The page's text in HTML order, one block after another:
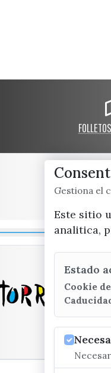
Gestiona el
Este sitio
analitica,
Estado
Cookie